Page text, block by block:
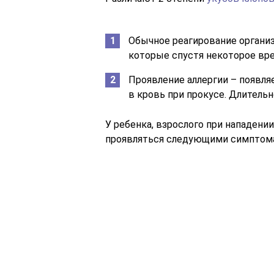
Обычное реагирование
которые спустя некоторое
Проявление аллергии –
в кровь при прокусе.
У ребенка, взрослого при
проявляться следующими